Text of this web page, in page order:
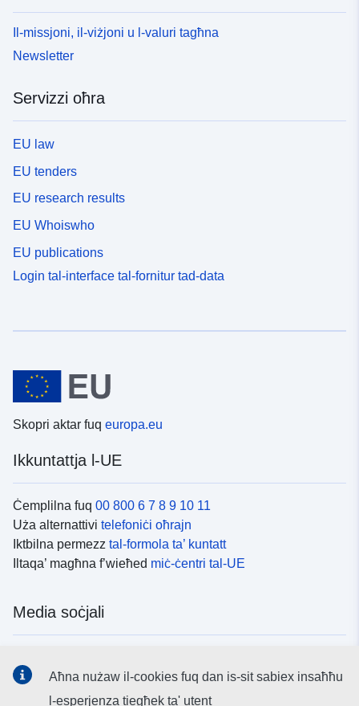
Il-missjoni, il-viżjoni u l-valuri tagħna
Newsletter
Servizzi oħra
EU law
EU tenders
EU research results
EU Whoiswho
EU publications
Login tal-interface tal-fornitur tad-data
Skopri aktar fuq europa.eu
Ikkuntattja l-UE
Ċemplilna fuq 00 800 6 7 8 9 10 11
Uża alternattivi telefoniċi oħrajn
Iktbilna permezz tal-formola ta’ kuntatt
Iltaqa’ magħna f’wieħed miċ-ċentri tal-UE
Media soċjali
Aħna nużaw il-cookies fuq dan is-sit sabiex insaħħu
l-esperjenza tiegħek ta' utent